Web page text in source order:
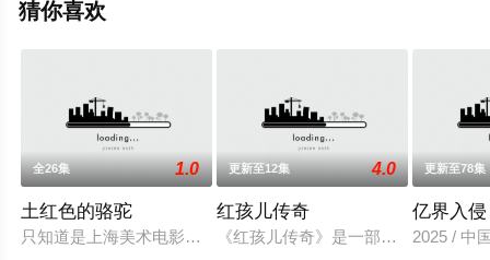
视猫或剧情网等平台了解。
猜你喜欢
全26集 1.0
土红色的骆驼
只知道是上海美术电影制片厂于2002年制作的动画片，其余一
更新至12集 4.0
红孩儿传奇
《红孩儿传奇》是一部热血类动画片
更新至78集
亿界入侵
2025 / 中